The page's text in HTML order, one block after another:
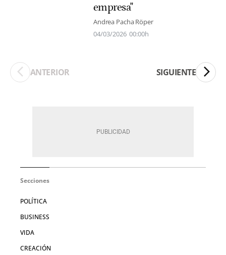
empresa"
Andrea Pacha Röper
04/03/2026 00:00h
ANTERIOR SIGUIENTE
Secciones
POLÍTICA
BUSINESS
VIDA
CREACIÓN